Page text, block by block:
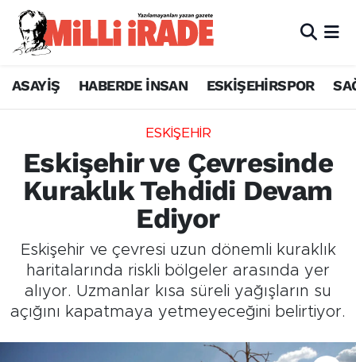
ASAYİŞ HABERDE İNSAN ESKİŞEHİRSPOR
ESKİŞEHİR
Eskişehir ve Çevresinde
Kuraklık Tehdidi Devam
Ediyor
Eskişehir ve çevresi uzun dönemli kuraklık
haritalarında riskli bölgeler arasında yer
alıyor. Uzmanlar kısa süreli yağışların su
açığını kapatmaya yetmeyeceğini belirtiyor.